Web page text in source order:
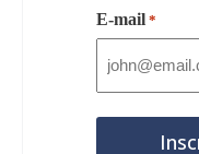
E-mail *